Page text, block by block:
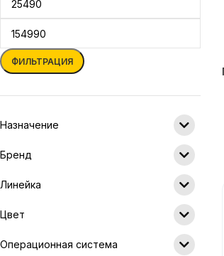
ФИЛЬТРАЦИЯ
Назначение
Бренд
Линейка
Цвет
Операционная система